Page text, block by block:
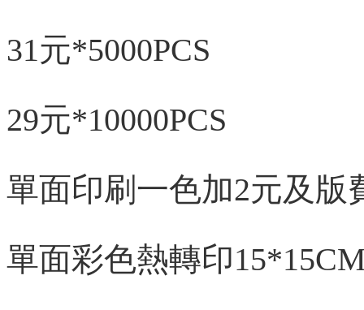
31元*5000PCS
29元*10000PCS
單面印刷一色加2元及版
單面彩色熱轉印